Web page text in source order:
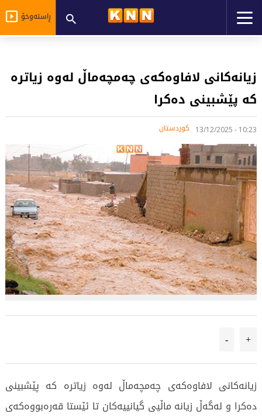
ڕاستەوخۆ
زیانەکانی لافاوەکەی چەمچەماڵ لەوە زیاترە
کە پێشبینی دەکرا
10:23 - 13/12/2025 کوردستان
+
-
زیانەکانی لافاوەکەی چەمچەماڵ لەوە زیاترە کە پێشبینی
دەکرا و لەگەڵ زیانە ماڵیی گیانییەکان تا ئێستا قەرەبووەکەی